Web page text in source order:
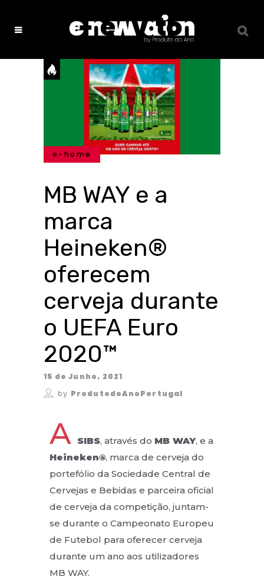
e-home
MB WAY e a
marca
Heineken®
oferecem
cerveja durante
o UEFA Euro
2020™
15 de Junho, 2021
by ProdutodoAnoPortugal
A SIBS, através do MB WAY, e a
Heineken®, marca de cerveja do
portefólio da Sociedade Central de
Cervejas e Bebidas e parceira oficial
de cerveja da competição, juntam-
se durante o Campeonato Europeu
de Futebol para oferecer cerveja
durante um ano aos utilizadores
MB WAY.